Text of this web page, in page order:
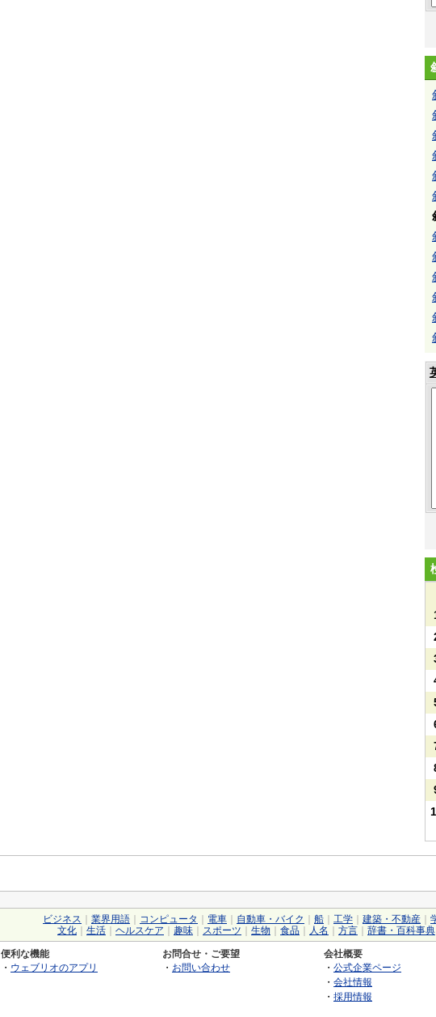
ビジネス 業界用語 コンピュータ 電車 自動車・バイク 船 工学 建築・不動産
文化
生活 ヘルスケア 趣味 スポーツ 生物 食品 人名 方言 辞書・百科事典
便利な機能
・ ウェブリオのアプリ
お問合せ・ご要望
・ お問い合わせ
会社概要
・ 公式企業ページ
・ 会社情報
・ 採用情報